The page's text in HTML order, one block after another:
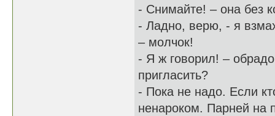
- Снимайте! – она без
- Ладно, верю, - я
– молчок!
- Я ж говорил! –
пригласить?
- Пока не надо. Если
ненароком. Парней на